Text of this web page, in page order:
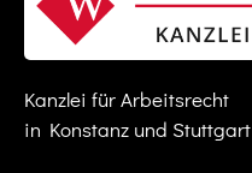
Kanzlei für Arbeitsrecht
in Konstanz und Stuttgart